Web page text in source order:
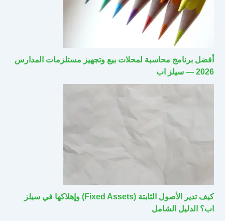
أفضل برنامج محاسبة لمحلات بيع وتجهيز مستلزمات المدارس
2026 — سيلز اب
كيف تدير الأصول الثابتة (Fixed Assets) وإهلاكها في سيلز
اب؟ الدليل الشامل